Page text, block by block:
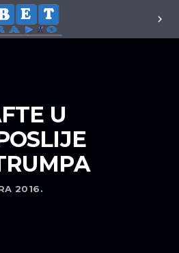
chevron_right
U
2016.